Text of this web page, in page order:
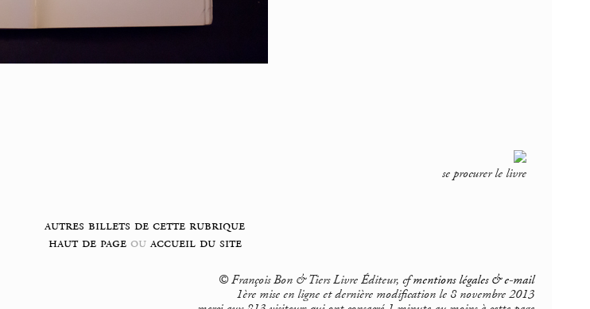
se procurer le livre
autres billets de cette rubrique
haut de pageouaccueil du site
© François Bon & Tiers Livre Éditeur, cfmentions légales & e-mail
1ère mise en ligne et dernière modification le 8 novembre 2013